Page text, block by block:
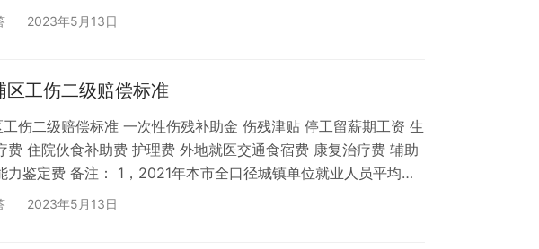
，月平均工资为11396元，比上年增长10.2%。 2，假设，本人工
工伤六级赔偿标准…
2023年5月13日
区工伤二级赔偿标准
工伤二级赔偿标准 一次性伤残补助金 伤残津贴 停工留薪期工资 生
费 住院伙食补助费 护理费 外地就医交通食宿费 康复治疗费 辅助
力鉴定费 备注： 1，2021年本市全口径城镇单位就业人员平均工
，月平均工资为11396元，比上年增长10.2%。 2，假设，本人工
2023年5月13日